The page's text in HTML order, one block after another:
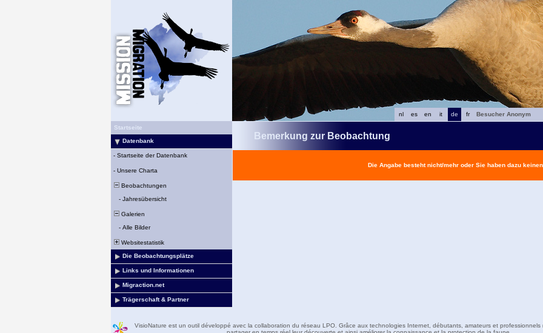
fr
de
it
en
es
nl
Besucher Anonym
Startseite
Datenbank
- Startseite der Datenbank
- Unsere Charta
Beobachtungen
- Jahresübersicht
Galerien
- Alle Bilder
Websitestatistik
Die Beobachtungsplätze
Links und Informationen
Migraction.net
Trägerschaft & Partner
Bemerkung zur Beobachtung
Die Angabe besteht nicht/mehr oder Sie haben dazu keinen
VisioNature est un outil développé avec la collaboration du réseau LPO. Grâce aux technologies Internet, débutants, amateurs et professionnels